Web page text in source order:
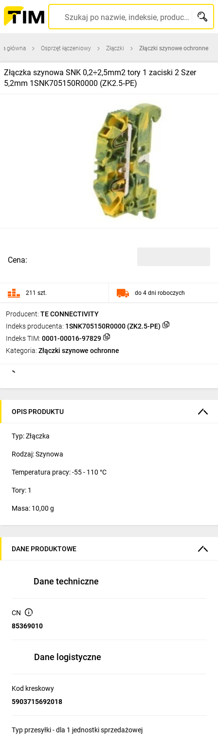
Szukaj po nazwie, indeksie, producencie, kodzie kreskowym...
główna Osprzęt łączeniowy Złączki Złączki szynowe ochronne
Złączka szynowa SNK 0,2÷2,5mm2 tory 1 zaciski 2 Szer
5,2mm 1SNK705150R0000 (ZK2.5‑PE)
Producent: TE CONNECTIVITY
Indeks producenta: 1SNK705150R0000 (ZK2.5-PE)
Indeks TIM: 0001-00016-97829
Kategoria: Złączki szynowe ochronne
Cena:
211 szt. do 4 dni roboczych
OPIS PRODUKTU
Typ: Złączka
Rodzaj: Szynowa
Temperatura pracy: -55 - 110 °C
Tory: 1
Masa: 10,00 g
DANE PRODUKTOWE
Dane techniczne
CN
85369010
Dane logistyczne
Kod kreskowy
5903715692018
Typ przesyłki - dla 1 jednostki sprzedażowej